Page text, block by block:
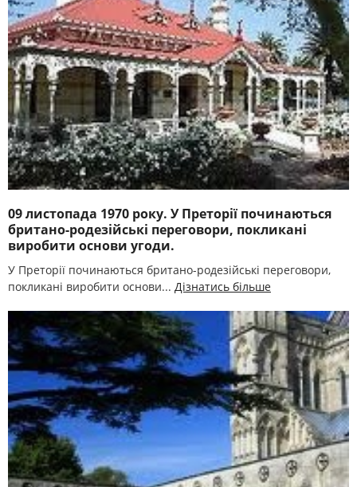
09 листопада 1970 року. У Преторії починаються
британо-родезійські переговори, покликані
виробити основи угоди.
У Преторії починаються британо-родезійські переговори,
покликані виробити основи... Дізнатись більше